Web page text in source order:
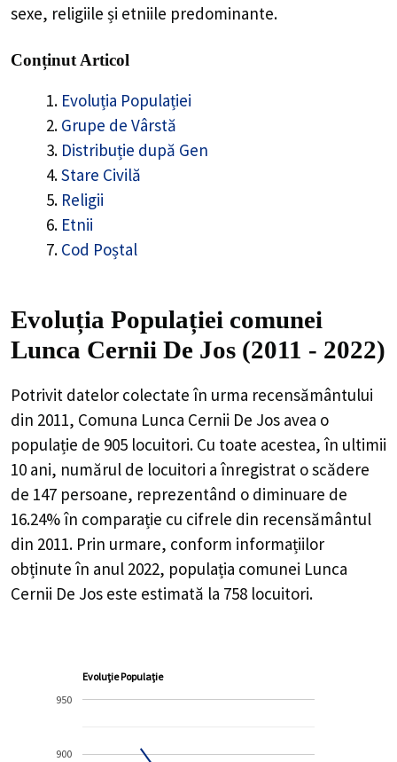
sexe, religiile și etniile predominante.
Conținut Articol
Evoluția Populației
Grupe de Vârstă
Distribuție după Gen
Stare Civilă
Religii
Etnii
Cod Poștal
Evoluția Populației comunei
Lunca Cernii De Jos (2011 - 2022)
Potrivit datelor colectate în urma recensământului
din 2011, Comuna Lunca Cernii De Jos avea o
populație de 905 locuitori. Cu toate acestea, în ultimii
10 ani, numărul de locuitori a înregistrat oscădere
de 147 persoane, reprezentând o diminuare de
16.24%în comparație cu cifrele din recensământul
din 2011. Prin urmare, conform informațiilor
obținute în anul 2022, populația comunei Lunca
Cernii De Jos este estimată la 758 locuitori.
Evoluție Populație
900
950